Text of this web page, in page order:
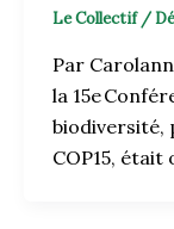
Le Collectif /
Par
la 15e
biodiversité,
COP15,